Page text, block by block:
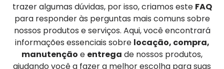
trazer algumas dúvidas, por isso, criamos este FAQ
para responder às perguntas mais comuns sobre
nossos produtos e serviços. Aqui, você encontrará
informações essenciais sobre locação, compra,
manutenção e entrega de nossos produtos,
ajudando você a fazer a melhor escolha para suas